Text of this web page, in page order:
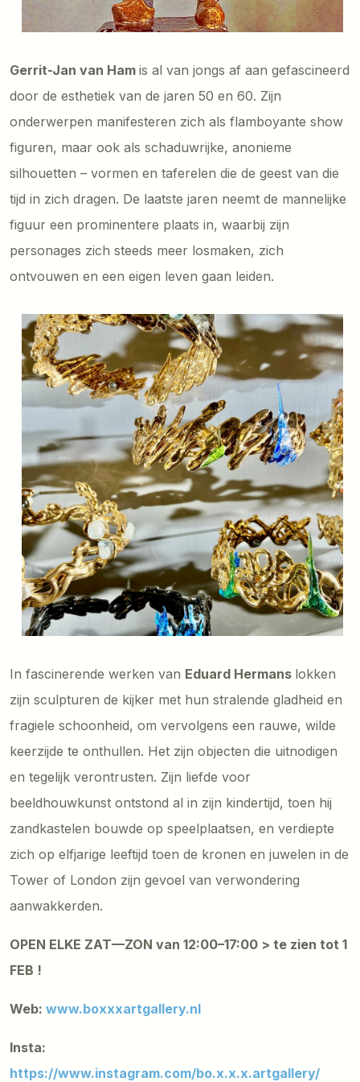
Gerrit-Jan van Ham is al van jongs af aan gefascineerd
door de esthetiek van de jaren 50 en 60. Zijn
onderwerpen manifesteren zich als flamboyante show
figuren, maar ook als schaduwrijke, anonieme
silhouetten – vormen en taferelen die de geest van die
tijd in zich dragen. De laatste jaren neemt de mannelijke
figuur een prominentere plaats in, waarbij zijn
personages zich steeds meer losmaken, zich
ontvouwen en een eigen leven gaan leiden.
In fascinerende werken van Eduard Hermans lokken
zijn sculpturen de kijker met hun stralende gladheid en
fragiele schoonheid, om vervolgens een rauwe, wilde
keerzijde te onthullen. Het zijn objecten die uitnodigen
en tegelijk verontrusten. Zijn liefde voor
beeldhouwkunst ontstond al in zijn kindertijd, toen hij
zandkastelen bouwde op speelplaatsen, en verdiepte
zich op elfjarige leeftijd toen de kronen en juwelen in de
Tower of London zijn gevoel van verwondering
aanwakkerden.
OPEN ELKE ZAT—ZON van 12:00–17:00 > te zien tot 1
FEB !
Web: www.boxxxartgallery.nl
Insta:
https://www.instagram.com/bo.x.x.x.artgallery/